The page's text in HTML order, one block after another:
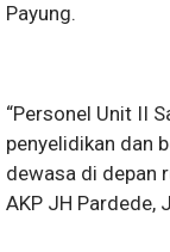
Payung.
“Personel Unit II
penyelidikan dan
dewasa di depan
AKP JH